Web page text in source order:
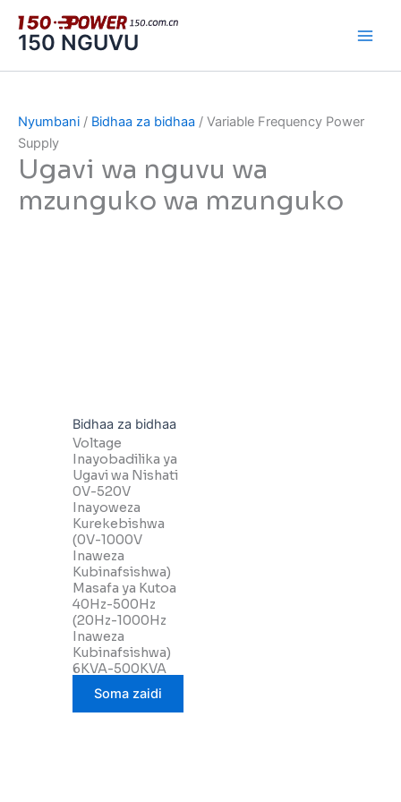
hadi
yaliyomo
150 NGUVU
Nyumbani / Bidhaa za bidhaa / Variable Frequency Power
Supply
Ugavi wa nguvu wa
mzunguko wa mzunguko
Bidhaa za bidhaa
Voltage
Inayobadilika ya
Ugavi wa Nishati
0V-520V
Inayoweza
Kurekebishwa
(0V-1000V
Inaweza
Kubinafsishwa)
Masafa ya Kutoa
40Hz-500Hz
(20Hz-1000Hz
Inaweza
Kubinafsishwa)
6KVA-500KVA
Soma zaidi